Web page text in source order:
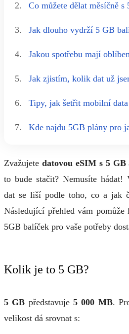
2. Co můžete dělat měsíčně s
3. Jak dlouho vydrží 5 GB
4. Jakou spotřebu mají
5. Jak zjistím, kolik dat už
6. Tipy, jak šetřit mobilní data
7. Kde najdu 5GB plány pro
Zvažujete datovou eSIM s 5 GB
to bude stačit? Nemusíte
dat se liší podle toho, co a jak
Následující přehled vám pomůže
5GB balíček pro vaše potřeby
Kolik je to 5 GB?
5 GB představuje 5 000 MB.
velikost dá srovnat s: